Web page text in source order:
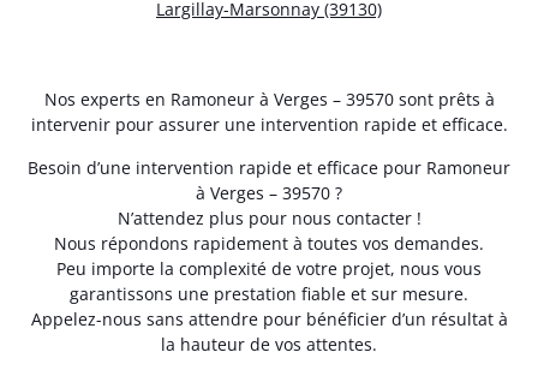
Largillay-Marsonnay (39130)
Nos experts en Ramoneur à Verges – 39570 sont prêts à
intervenir pour assurer une intervention rapide et efficace.
Besoin d’une intervention rapide et efficace pour Ramoneur
à Verges – 39570 ?
N’attendez plus pour nous contacter !
Nous répondons rapidement à toutes vos demandes.
Peu importe la complexité de votre projet, nous vous
garantissons une prestation fiable et sur mesure.
Appelez-nous sans attendre pour bénéficier d’un résultat à
la hauteur de vos attentes.